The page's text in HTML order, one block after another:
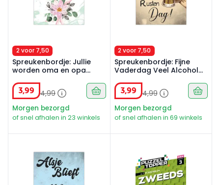
2 voor 7,50
Spreukenbordje: Jullie
worden oma en opa
Tekstbord
3,99 4,99
Morgen bezorgd
of snel afhalen in 23 winkels
2 voor 7,50
Spreukenbordje: Fijne
Vaderdag Veel Alcohol
Vaderdag - tip! | Houten
Tekstbord
3,99 4,99
Morgen bezorgd
of snel afhalen in 69 winkels